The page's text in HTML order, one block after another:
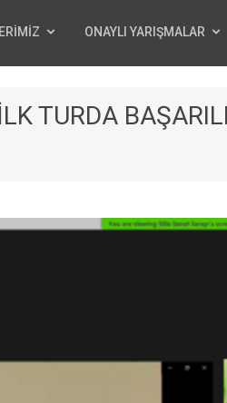
ONAYLI YARIŞMALAR
TURDA